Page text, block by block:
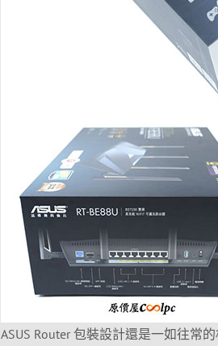
ASUS Router 包裝設計還是一如往常